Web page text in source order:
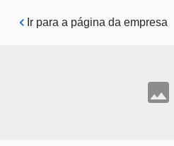
Pular para o conteúdo principal
Ir para a página da empresa